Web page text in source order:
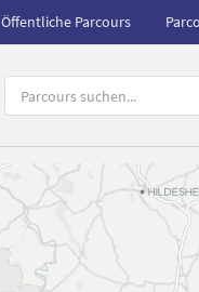
Öffentliche Parcours